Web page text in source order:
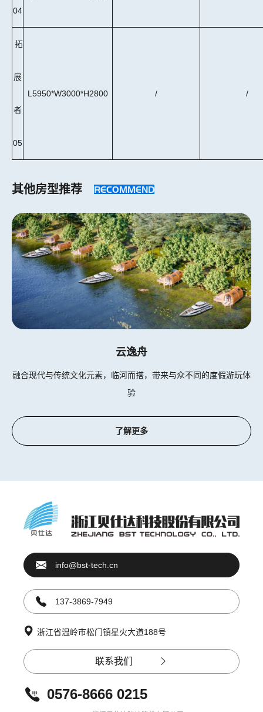
04
拓
展
者
05
L5950*W3000*H2800 / /
其他房型推荐 RECOMMEND
云逸舟
融合现代与传统文化元素，临河而搭，带来与众不同的度假游玩体
验
了解更多
info@bst-tech.cn
137-3869-7949
浙江省温岭市松门镇星火大道188号
联系我们
0576-8666 0215